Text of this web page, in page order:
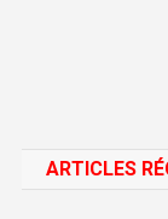
ARTICLES